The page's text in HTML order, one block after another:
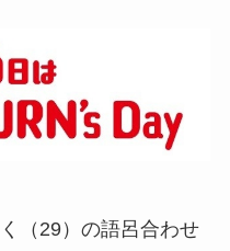
（29）の語呂合わせ